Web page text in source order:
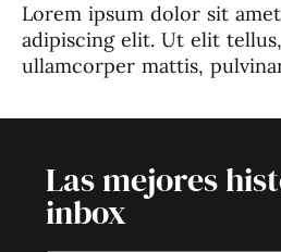
Lorem ipsum dolor sit
adipiscing elit. Ut elit
ullamcorper mattis,
Las mejores
inbox